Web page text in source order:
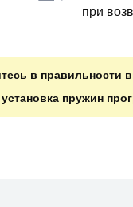
при
в правильности
пружин